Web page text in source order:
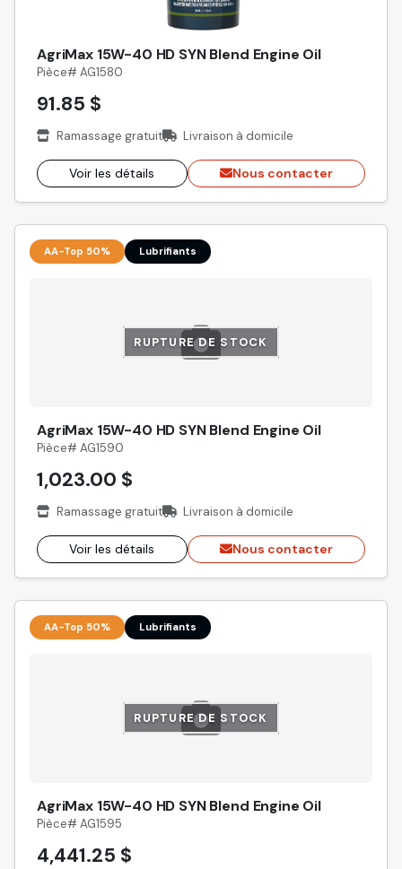
AgriMax 15W-40 HD SYN Blend Engine Oil
Pièce# AG1580
91.85 $
Ramassage gratuit Livraison à domicile
Voir les détails Nous contacter
AA-Top 50% Lubrifiants
RUPTURE DE STOCK
AgriMax 15W-40 HD SYN Blend Engine Oil
Pièce# AG1590
1,023.00 $
Ramassage gratuit Livraison à domicile
Voir les détails Nous contacter
AA-Top 50% Lubrifiants
RUPTURE DE STOCK
AgriMax 15W-40 HD SYN Blend Engine Oil
Pièce# AG1595
4,441.25 $